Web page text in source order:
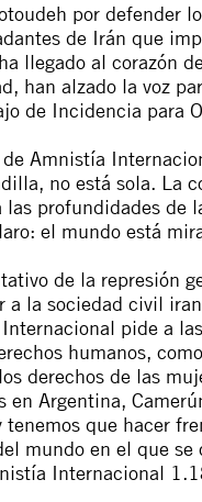
por defender
de Irán que
llegado al corazón
han alzado la voz
de Incidencia para
Amnistía
no está sola. La
profundidades de
el mundo está
de la represión
a la sociedad civil
pide a
humanos,
derechos de las
en Argentina,
que hacer
mundo en el que
Internacional